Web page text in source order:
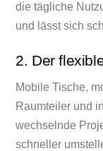
die tägliche
und lässt sich
2. Der
Mobile Tische,
Raumteiler und
wechselnde
schneller